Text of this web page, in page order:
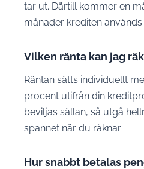
tar ut. Därtill kommer en
månader krediten används.
Vilken ränta kan jag
Räntan sätts individuellt
procent utifrån din
beviljas sällan, så utgå
spannet när du räknar.
Hur snabbt betalas